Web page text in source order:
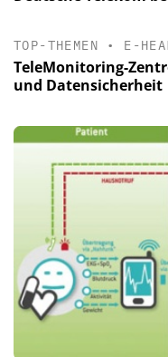
TOP-THEMEN • E-
TeleMonitoring-
und Datensicherheit